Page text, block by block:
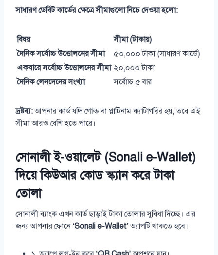
সাধারণ ডেবিট কার্ডের ক্ষেত্রে সীমাগুলো নিচে দেওয়া হলো:
বিষয়
সীমা (টাকায়)
দৈনিক সর্বোচ্চ উত্তোলনের সীমা
৫০,০০০ টাকা (সাধারণ কার্ডে)
একবারে সর্বোচ্চ উত্তোলনের সীমা ২০,০০০ টাকা
দৈনিক লেনদেনের সংখ্যা
সর্বোচ্চ ৫ বার
দ্রষ্টব্য:আপনার কার্ড যদি গোল্ড বা প্লাটিনাম ক্যাটাগরির হয়, তবে এই
সীমা আরও বেশি হতে পারে।
সোনালী ই-ওয়ালেট (Sonali e-Wallet)
দিয়ে কিউআর কোড স্ক্যান করে টাকা
তোলা
সোনালী ব্যাংক এখন কার্ড ছাড়াই টাকা তোলার সুবিধা দিচ্ছে। এর
জন্য আপনার ফোনে ‘Sonali e-Wallet’অ্যাপটি থাকতে হবে।